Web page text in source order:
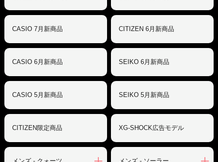
CASIO 7月新商品 CITIZEN 6月新商品
CASIO 6月新商品 SEIKO 6月新商品
CASIO 5月新商品 SEIKO 5月新商品
CITIZEN限定商品 XG-SHOCK広告モデル